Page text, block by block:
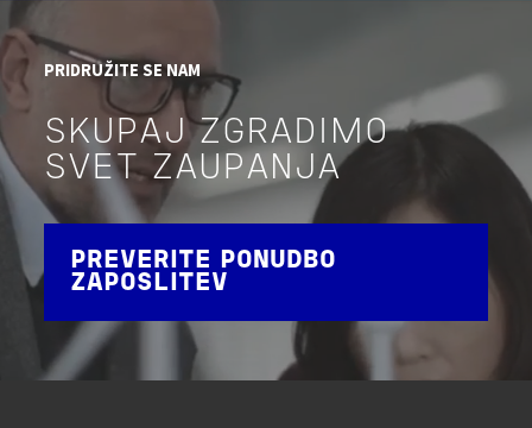
PRIDRUŽITE SE NAM
SKUPAJ ZGRADIMO
SVET ZAUPANJA
PREVERITE PONUDBO
ZAPOSLITEV